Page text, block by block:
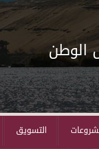
الوطن
التسويق